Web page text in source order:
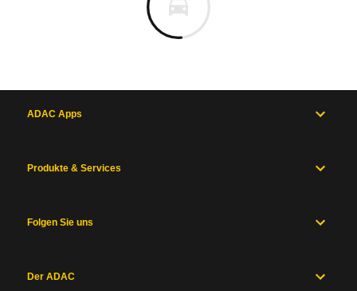
ADAC Apps
Produkte & Services
Folgen Sie uns
Der ADAC